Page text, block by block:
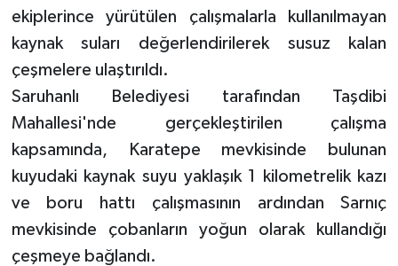
ekiplerince yürütülen çalışmalarla kullanılmayan
kaynak suları değerlendirilerek susuz kalan
çeşmelere ulaştırıldı.
Saruhanlı Belediyesi tarafından Taşdibi
Mahallesi'nde gerçekleştirilen çalışma
kapsamında, Karatepe mevkisinde bulunan
kuyudaki kaynak suyu yaklaşık 1 kilometrelik kazı
ve boru hattı çalışmasının ardından Sarnıç
mevkisinde çobanların yoğun olarak kullandığı
çeşmeye bağlandı.